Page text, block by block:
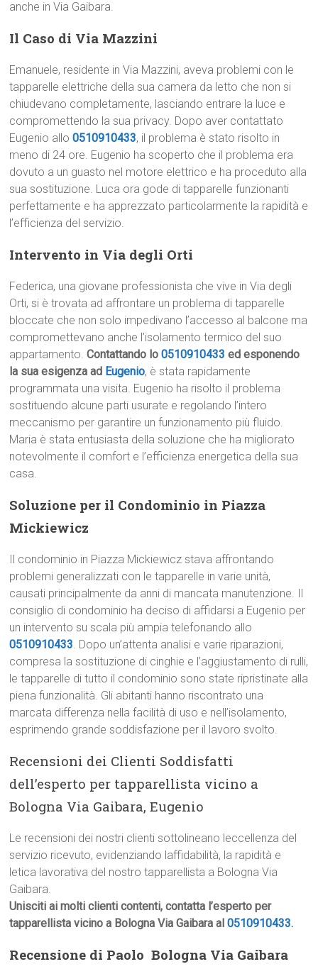
anche in Via Gaibara.
Il Caso di Via Mazzini
Emanuele, residente in Via Mazzini, aveva problemi con le
tapparelle elettriche della sua camera da letto che non si
chiudevano completamente, lasciando entrare la luce e
compromettendo la sua privacy. Dopo aver contattato
Eugenio allo0510910433, il problema è stato risolto in
meno di 24 ore. Eugenio ha scoperto che il problema era
dovuto a un guasto nel motore elettrico e ha proceduto alla
sua sostituzione. Luca ora gode di tapparelle funzionanti
perfettamente e ha apprezzato particolarmente la rapidità e
l’efficienza del servizio.
Intervento in Via degli Orti
Federica, una giovane professionista che vive in Via degli
Orti, si è trovata ad affrontare un problema di tapparelle
bloccate che non solo impedivano l’accesso al balcone ma
compromettevano anche l’isolamento termico del suo
appartamento.Contattando lo0510910433 ed esponendo
la sua esigenza ad Eugenio, è stata rapidamente
programmata una visita. Eugenio ha risolto il problema
sostituendo alcune parti usurate e regolando l’intero
meccanismo per garantire un funzionamento più fluido.
Maria è stata entusiasta della soluzione che ha migliorato
notevolmente il comfort e l’efficienza energetica della sua
casa.
Soluzione per il Condominio in Piazza
Mickiewicz
Il condominio in Piazza Mickiewicz stava affrontando
problemi generalizzati con le tapparelle in varie unità,
causati principalmente da anni di mancata manutenzione. Il
consiglio di condominio ha deciso di affidarsi a Eugenio per
un intervento su scala più ampia telefonando allo
0510910433. Dopo un’attenta analisi e varie riparazioni,
compresa la sostituzione di cinghie e l’aggiustamento di rulli,
le tapparelle di tutto il condominio sono state ripristinate alla
piena funzionalità. Gli abitanti hanno riscontrato una
marcata differenza nella facilità di uso e nell’isolamento,
esprimendo grande soddisfazione per il lavoro svolto.
Recensioni dei Clienti Soddisfatti
dell’esperto per tapparellista vicino a
Bologna Via Gaibara, Eugenio
Le recensioni dei nostri clienti sottolineano leccellenza del
servizio ricevuto, evidenziando laffidabilità, la rapidità e
letica lavorativa del nostro tapparellista a Bologna Via
Gaibara.
Unisciti ai molti clienti contenti, contatta l’esperto per
tapparellista vicino a Bologna Via Gaibara al0510910433.
Recensione di Paolo  Bologna Via Gaibara